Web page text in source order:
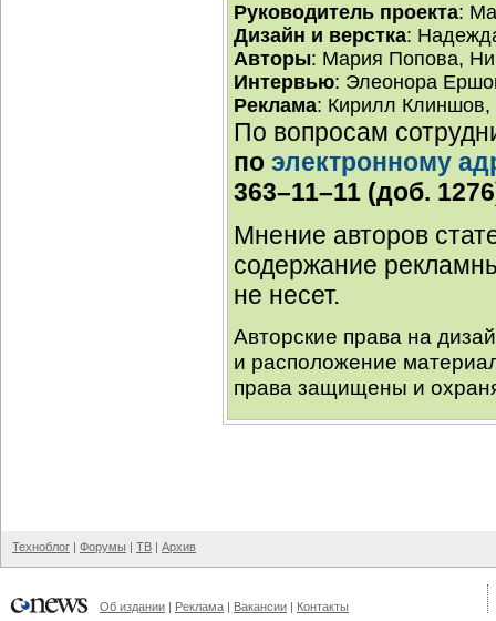
Руководитель проекта:
Дизайн и верстка:
Авторы: Мария Попова,
Интервью: Элеонора
Реклама: Кирилл
По вопросам
по электронному
363–11–11 (доб.
Мнение авторов
содержание
не несет.
Авторские права на
и расположение
права защищены и
Техноблог | Форумы | ТВ | Архив
Об издании | Реклама | Вакансии | Контакты